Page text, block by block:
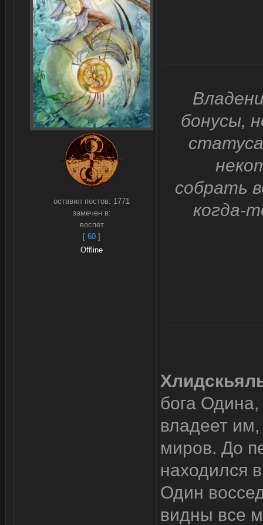
оставил постов: 1771
замечен в:
воспет
[ 60 ]
Offline
бонусы,
собрать
когда-
бога Одина,
владеет
миров. До
находился
Один
видны все